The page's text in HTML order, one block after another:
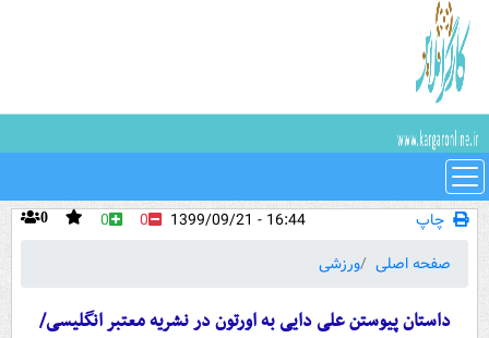
چاپ 0 0 0
16:44 - 1399/09/21
صفحه اصلی
ورزشی
داستان پیوستن علی دایی به اورتون در نشریه معتبر انگلیسی/